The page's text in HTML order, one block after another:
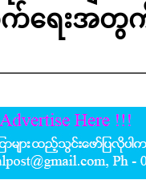
ရေးအတွ